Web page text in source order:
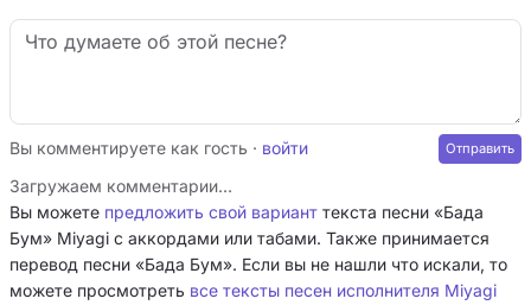
Вы комментируете как гость · войти
Загружаем комментарии…
Вы можете предложить свой вариант текста песни «Бада
Бум» Miyagi с аккордами или табами. Также принимается
перевод песни «Бада Бум». Если вы не нашли что искали, то
можете просмотреть все тексты песен исполнителя Miyagi